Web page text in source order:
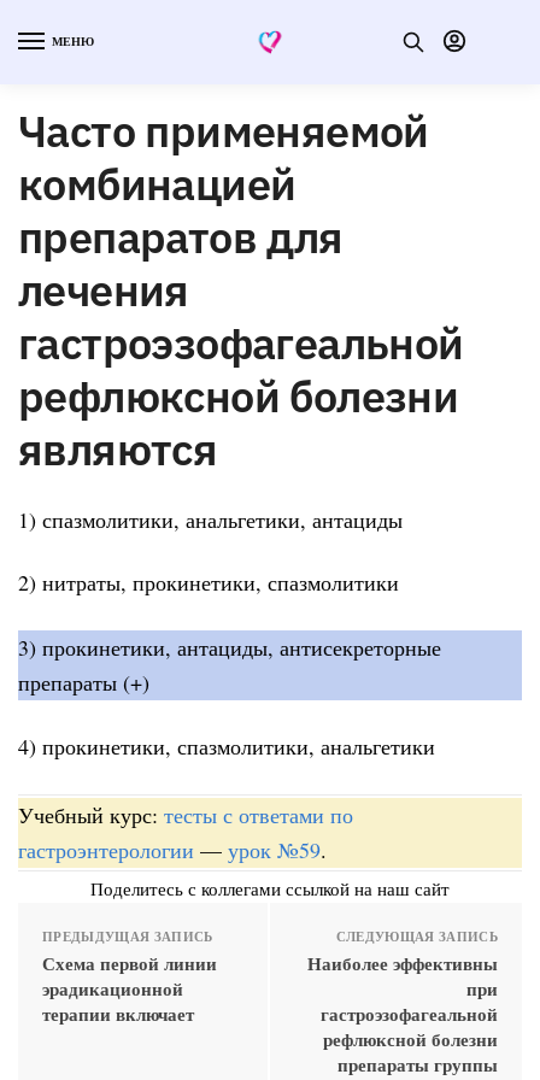
МЕНЮ
Часто применяемой
комбинацией
препаратов для
лечения
гастроэзофагеальной
рефлюксной болезни
являются
1) спазмолитики, анальгетики, антациды
2) нитраты, прокинетики, спазмолитики
3) прокинетики, антациды, антисекреторные
препараты (+)
4) прокинетики, спазмолитики, анальгетики
Учебный курс: тесты с ответами по
гастроэнтерологии — урок №59.
Поделитесь с коллегами ссылкой на наш сайт
ПРЕДЫДУЩАЯ ЗАПИСЬ
Схема первой линии
эрадикационной
терапии включает
СЛЕДУЮЩАЯ ЗАПИСЬ
Наиболее эффективны
при
гастроэзофагеальной
рефлюксной болезни
препараты группы